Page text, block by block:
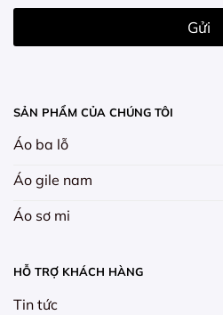
SẢN PHẨM CỦA CHÚNG TÔI
Áo ba lỗ
Áo gile nam
Áo sơ mi
HỖ TRỢ KHÁCH HÀNG
Tin tức
m
i
a
l
Gửi